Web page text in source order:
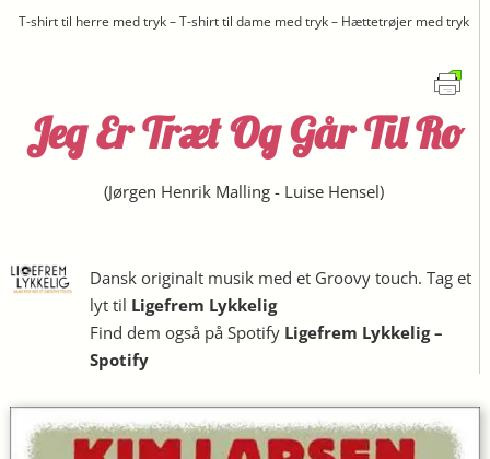
T-shirt til herre med tryk – T-shirt til dame med tryk – Hættetrøjer med tryk
Jeg Er Træt Og Går Til Ro
(Jørgen Henrik Malling - Luise Hensel)
Dansk originalt musik med et Groovy touch. Tag et
lyt til Ligefrem Lykkelig
Find dem også på Spotify Ligefrem Lykkelig –
Spotify